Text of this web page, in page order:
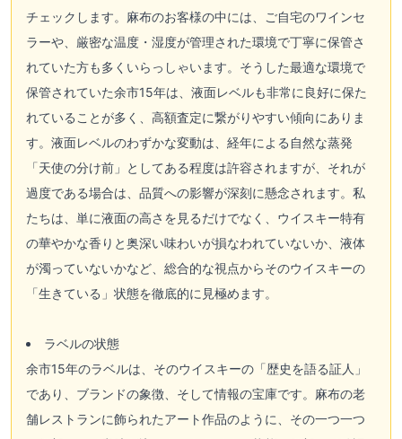
チェックします。麻布のお客様の中には、ご自宅のワインセ
ラーや、厳密な温度・湿度が管理された環境で丁寧に保管さ
れていた方も多くいらっしゃいます。そうした最適な環境で
保管されていた余市15年は、液面レベルも非常に良好に保た
れていることが多く、高額査定に繋がりやすい傾向にありま
す。液面レベルのわずかな変動は、経年による自然な蒸発
「天使の分け前」としてある程度は許容されますが、それが
過度である場合は、品質への影響が深刻に懸念されます。私
たちは、単に液面の高さを見るだけでなく、ウイスキー特有
の華やかな香りと奥深い味わいが損なわれていないか、液体
が濁っていないかなど、総合的な視点からそのウイスキーの
「生きている」状態を徹底的に見極めます。
ラベルの状態
余市15年のラベルは、そのウイスキーの「歴史を語る証人」
であり、ブランドの象徴、そして情報の宝庫です。麻布の老
舗レストランに飾られたアート作品のように、その一つ一つ